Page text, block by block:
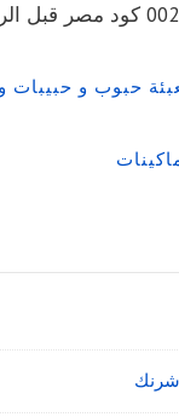
002 كود مصر قبل الرقم
حبوب و